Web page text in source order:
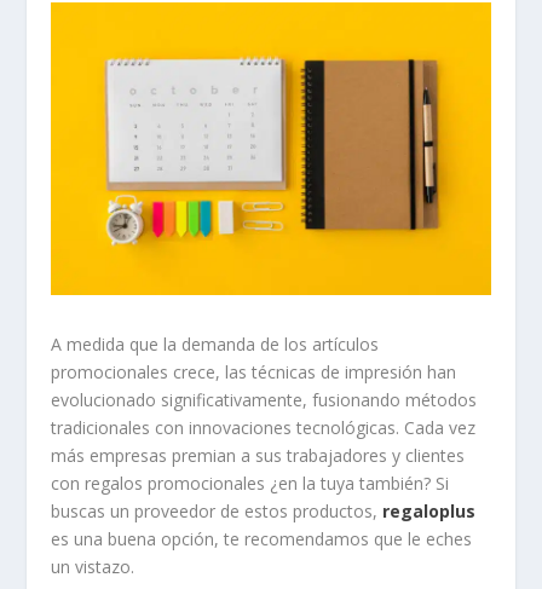
A medida que la demanda de los artículos
promocionales crece, las técnicas de impresión han
evolucionado significativamente, fusionando métodos
tradicionales con innovaciones tecnológicas. Cada vez
más empresas premian a sus trabajadores y clientes
con regalos promocionales ¿en la tuya también? Si
buscas un proveedor de estos productos, regaloplus
es una buena opción, te recomendamos que le eches
un vistazo.